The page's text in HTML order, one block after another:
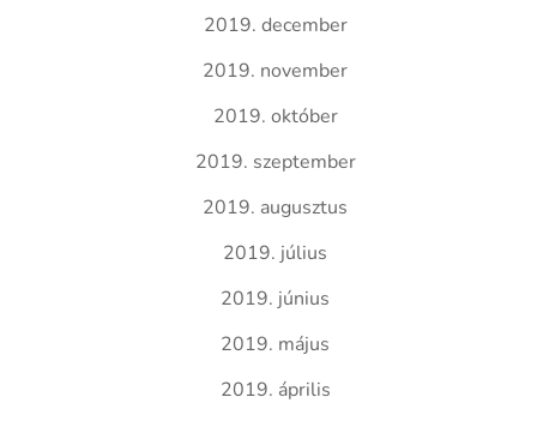
2019. december
2019. november
2019. október
2019. szeptember
2019. augusztus
2019. július
2019. június
2019. május
2019. április